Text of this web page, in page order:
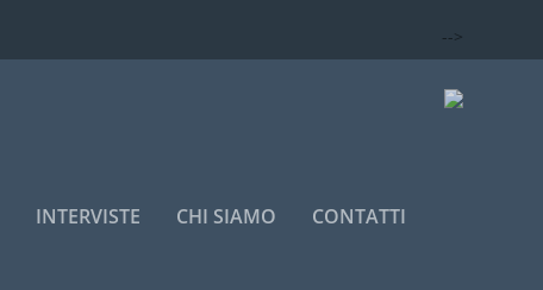
-->
INTERVISTE CHI SIAMO CONTATTI